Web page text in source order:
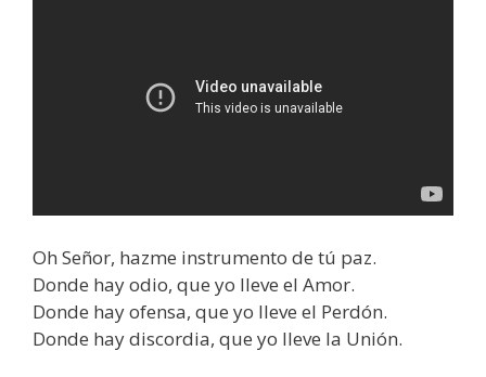
Oh Señor, hazme instrumento de tú paz.
Donde hay odio, que yo lleve el Amor.
Donde hay ofensa, que yo lleve el Perdón.
Donde hay discordia, que yo lleve la Unión.